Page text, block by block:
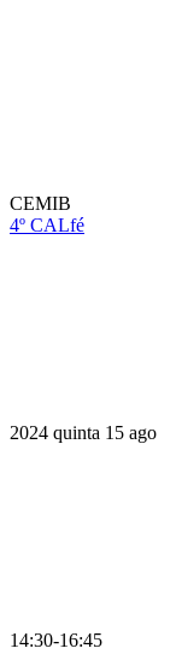
CEMIB
4º CALfé
2024 quinta 15 ago
14:30-16:45